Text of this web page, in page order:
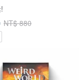
NT$ 880